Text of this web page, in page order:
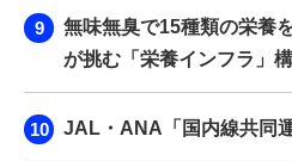
無味無臭で15種類の栄養
が挑む「栄養インフラ」
JAL・ANA「国内線共同